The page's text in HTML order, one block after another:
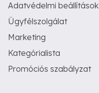
Adatvédelmi beállítások
Ügyfélszolgálat
Marketing
Kategórialista
Promóciós szabályzat